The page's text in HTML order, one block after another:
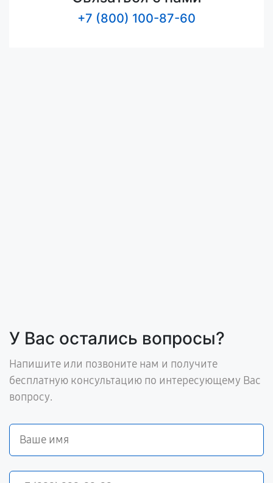
+7 (800) 100-87-60
У Вас остались вопросы?
Напишите или позвоните нам и получите
бесплатную консультацию по интересующему Вас
вопросу.